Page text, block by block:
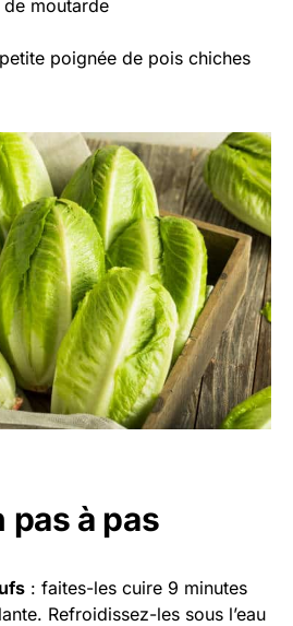
moutarde
poignée de pois chiches
pas à pas
: faites-les cuire 9 minutes
Refroidissez-les sous l’eau